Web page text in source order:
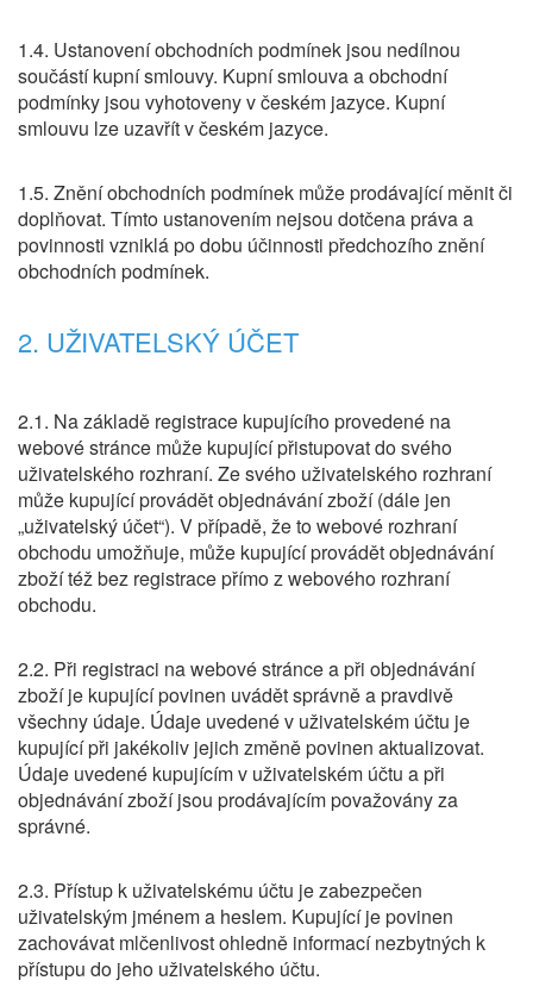
1.4. Ustanovení obchodních podmínek jsou nedílnou
součástí kupní smlouvy. Kupní smlouva a obchodní
podmínky jsou vyhotoveny v českém jazyce. Kupní
smlouvu lze uzavřít v českém jazyce.
1.5. Znění obchodních podmínek může prodávající měnit či
doplňovat. Tímto ustanovením nejsou dotčena práva a
povinnosti vzniklá po dobu účinnosti předchozího znění
obchodních podmínek.
2. UŽIVATELSKÝ ÚČET
2.1. Na základě registrace kupujícího provedené na
webové stránce může kupující přistupovat do svého
uživatelského rozhraní. Ze svého uživatelského rozhraní
může kupující provádět objednávání zboží (dále jen
„uživatelský účet“). V případě, že to webové rozhraní
obchodu umožňuje, může kupující provádět objednávání
zboží též bez registrace přímo z webového rozhraní
obchodu.
2.2. Při registraci na webové stránce a při objednávání
zboží je kupující povinen uvádět správně a pravdivě
všechny údaje. Údaje uvedené v uživatelském účtu je
kupující při jakékoliv jejich změně povinen aktualizovat.
Údaje uvedené kupujícím v uživatelském účtu a při
objednávání zboží jsou prodávajícím považovány za
správné.
2.3. Přístup k uživatelskému účtu je zabezpečen
uživatelským jménem a heslem. Kupující je povinen
zachovávat mlčenlivost ohledně informací nezbytných k
přístupu do jeho uživatelského účtu.